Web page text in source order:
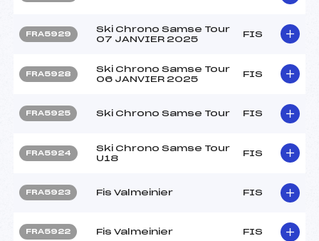
FRA5929
Ski Chrono Samse Tour
07 JANVIER 2025
FIS
FRA5928
Ski Chrono Samse Tour
06 JANVIER 2025
FIS
FRA5925 Ski Chrono Samse Tour FIS
FRA5924
Ski Chrono Samse Tour
U18
FIS
FRA5923 Fis Valmeinier FIS
FRA5922 Fis Valmeinier FIS